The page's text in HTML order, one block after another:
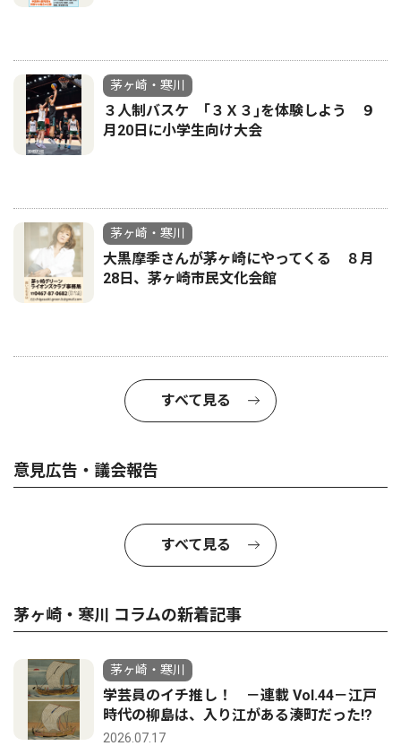
茅ヶ崎・寒川
３人制バスケ ｢３Ｘ３｣を体験しよう ９
月20日に小学生向け大会
茅ヶ崎・寒川
大黒摩季さんが茅ヶ崎にやってくる ８月
28日、茅ヶ崎市民文化会館
すべて見る
意見広告・議会報告
すべて見る
茅ヶ崎・寒川 コラムの新着記事
茅ヶ崎・寒川
学芸員のイチ推し！ －連載 Vol.44－江戸
時代の柳島は、入り江がある湊町だった!?
2026.07.17